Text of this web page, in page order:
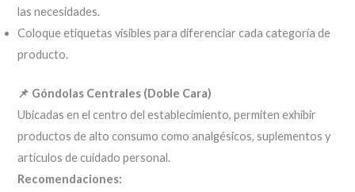
las necesidades.
Coloque etiquetas visibles para diferenciar cada categoría de
producto.
📌 Góndolas Centrales (Doble Cara)
Ubicadas en el centro del establecimiento, permiten exhibir
productos de alto consumo como analgésicos, suplementos y
artículos de cuidado personal.
Recomendaciones: